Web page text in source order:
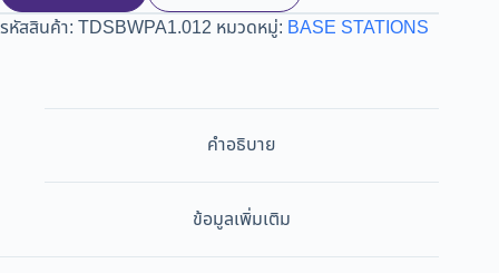
รหัสสินค้า: TDSBWPA1.012 หมวดหมู่: BASE STATIONS
คำอธิบาย
ข้อมูลเพิ่มเติม